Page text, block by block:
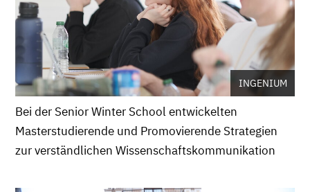
INGENIUM
Bei der Senior Winter School entwickelten
Masterstudierende und Promovierende Strategien
zur verständlichen Wissenschaftskommunikation